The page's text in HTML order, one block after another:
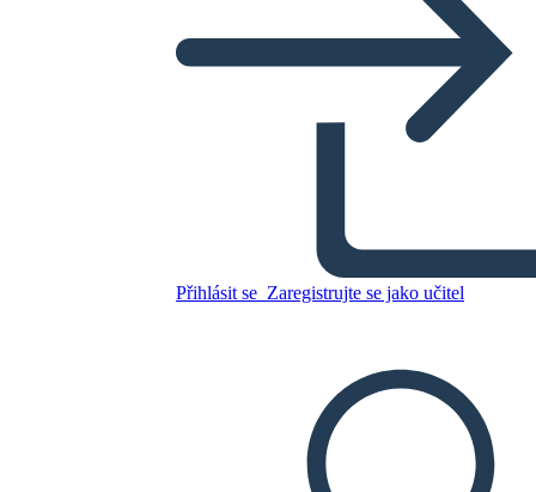
Přihlásit se Zaregistrujte se jako učitel
Zkopírujte tento scénář
PŘEHRÁT PREZENTACI
PŘEČTI MI